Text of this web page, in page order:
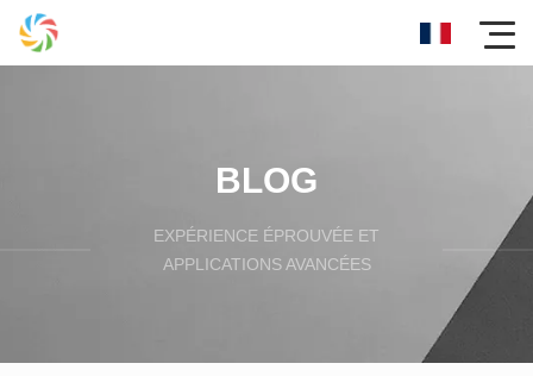
BLOG
EXPÉRIENCE ÉPROUVÉE ET
APPLICATIONS AVANCÉES